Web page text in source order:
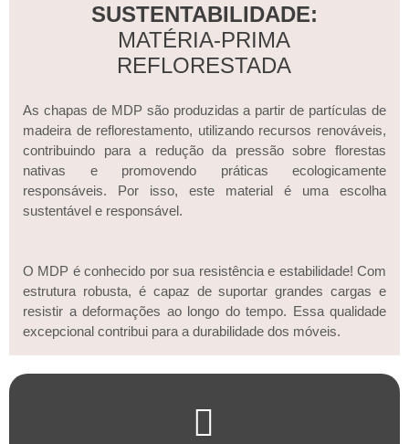
SUSTENTABILIDADE:
MATÉRIA-PRIMA
REFLORESTADA
As chapas de MDP são produzidas a partir de partículas de
madeira de reflorestamento, utilizando recursos renováveis,
contribuindo para a redução da pressão sobre florestas
nativas e promovendo práticas ecologicamente
responsáveis. Por isso, este material é uma escolha
sustentável e responsável.
O MDP é conhecido por sua resistência e estabilidade! Com
estrutura robusta, é capaz de suportar grandes cargas e
resistir a deformações ao longo do tempo. Essa qualidade
excepcional contribui para a durabilidade dos móveis.